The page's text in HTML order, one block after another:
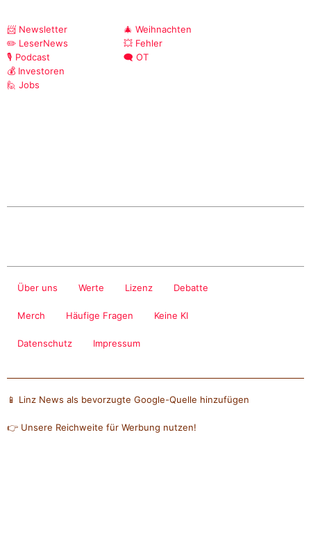
📨 Newsletter
✏️ LeserNews
🎙️ Podcast
💰 Investoren
🙋 Jobs
🎄 Weihnachten
💥 Fehler
🗨️ OT
Über uns Werte Lizenz Debatte
Merch Häufige Fragen Keine KI
Datenschutz Impressum
📱 Linz News als bevorzugte Google-Quelle hinzufügen
👉 Unsere Reichweite für Werbung nutzen!